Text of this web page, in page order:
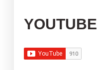
YOUTUBE